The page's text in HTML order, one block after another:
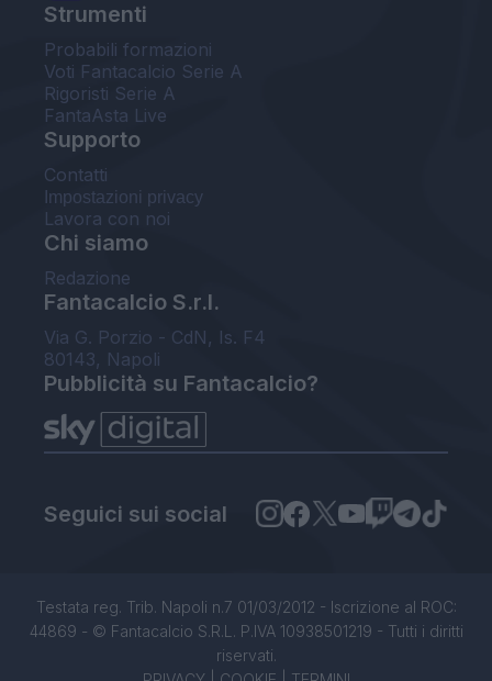
Strumenti
Probabili formazioni
Voti Fantacalcio Serie A
Rigoristi Serie A
FantaAsta Live
Supporto
Contatti
Impostazioni privacy
Lavora con noi
Chi siamo
Redazione
Fantacalcio S.r.l.
Via G. Porzio - CdN, Is. F4
80143, Napoli
Pubblicità su Fantacalcio?
Seguici sui social
Testata reg. Trib. Napoli n.7 01/03/2012 - Iscrizione al ROC:
44869 - © Fantacalcio S.R.L. P.IVA 10938501219 - Tutti i diritti
riservati.